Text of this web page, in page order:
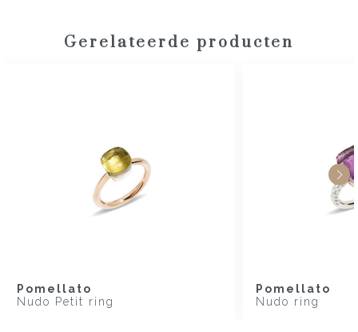
Gerelateerde producten
Pomellato
Nudo Petit ring
Pomellato
Nudo ring